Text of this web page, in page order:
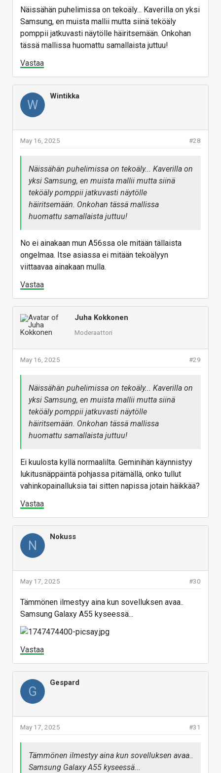
Näissähän puhelimissa on tekoäly... Kaverilla on yksi
Samsung, en muista mallii mutta siinä teköäly
pomppii jatkuvasti näytölle häiritsemään. Onkohan
tässä mallissa huomattu samallaista juttuu!
Vastaa
W
Wintikka
#28
May 16, 2025
Näissähän puhelimissa on tekoäly... Kaverilla on
yksi Samsung, en muista mallii mutta siinä
teköäly pomppii jatkuvasti näytölle
häiritsemään. Onkohan tässä mallissa
huomattu samallaista juttuu!
No ei ainakaan mun A56ssa ole mitään tällaista
ongelmaa. Itse asiassa ei mitään tekoälyyn
viittaavaa ainakaan mulla.
Vastaa
Juha Kokkonen
Moderaattori
#29
May 16, 2025
Näissähän puhelimissa on tekoäly... Kaverilla on
yksi Samsung, en muista mallii mutta siinä
teköäly pomppii jatkuvasti näytölle
häiritsemään. Onkohan tässä mallissa
huomattu samallaista juttuu!
Ei kuulosta kyllä normaalilta. Geminihän käynnistyy
lukitusnäppäintä pohjassa pitämällä, onko tullut
vahinkopainalluksia tai sitten napissa jotain häikkää?
Vastaa
N
Nokuss
#30
May 17, 2025
Tämmönen ilmestyy aina kun sovelluksen avaa..
Samsung Galaxy A55 kyseessä...
Vastaa
G
Gespard
#31
May 17, 2025
Tämmönen ilmestyy aina kun sovelluksen avaa..
Samsung Galaxy A55 kyseessä...